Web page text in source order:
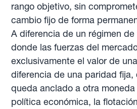
rango objetivo, sin
cambio fijo de forma
A diferencia de un régimen
donde las fuerzas del
exclusivamente el valor de
diferencia de una paridad
queda anclado a otra
política económica, la